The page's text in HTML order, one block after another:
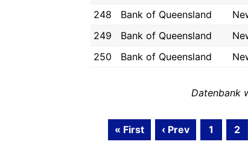
248
Bank of Queensland
249
Bank of Queensland
250
Bank of Queensland
Datenbank
« First ‹ Prev 1 2